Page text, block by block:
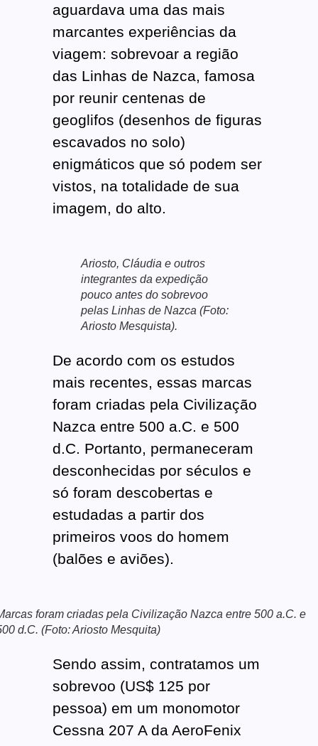
aguardava uma das mais
marcantes experiências da
viagem: sobrevoar a região
das Linhas de Nazca, famosa
por reunir centenas de
geoglifos (desenhos de figuras
escavados no solo)
enigmáticos que só podem ser
vistos, na totalidade de sua
imagem, do alto.
Ariosto, Cláudia e outros
integrantes da expedição
pouco antes do sobrevoo
pelas Linhas de Nazca (Foto:
Ariosto Mesquista).
De acordo com os estudos
mais recentes, essas marcas
foram criadas pela Civilização
Nazca entre 500 a.C. e 500
d.C. Portanto, permaneceram
desconhecidas por séculos e
só foram descobertas e
estudadas a partir dos
primeiros voos do homem
(balões e aviões).
foram criadas pela Civilização Nazca entre 500 a.C. e
d.C. (Foto: Ariosto Mesquita)
Sendo assim, contratamos um
sobrevoo (US$ 125 por
pessoa) em um monomotor
Cessna 207 A da AeroFenix